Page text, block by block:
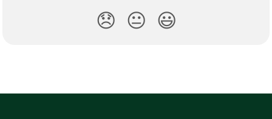
😞 😐 😃